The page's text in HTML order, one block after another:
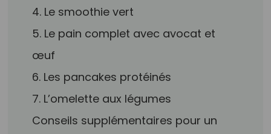
4. Le smoothie vert
5. Le pain complet avec avocat et
œuf
6. Les pancakes protéinés
7. L’omelette aux légumes
Conseils supplémentaires pour un